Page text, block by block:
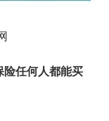
险任何人都能买